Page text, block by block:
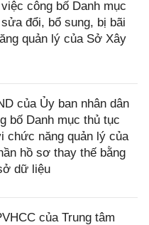
công bố Danh mục
đổi, bổ sung, bị bãi
quản lý của Sở Xây
của Ủy ban nhân dân
bố Danh mục thủ tục
chức năng quản lý của
hồ sơ thay thế bằng
dữ liệu
của Trung tâm